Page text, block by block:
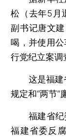
松（去年5月
副书记唐文
喝，并使用
行党纪立案调
这是福建
规定和“两节”
福建省纪委
福建省委反